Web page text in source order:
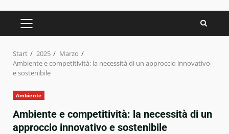
PRIMÄRES
MENÜ
Start 2025
Marzo
Ambiente e competitività: la necessità di un approccio innovativo
e sostenibile
Ambiente
Ambiente e competitività: la necessità di un
approccio innovativo e sostenibile